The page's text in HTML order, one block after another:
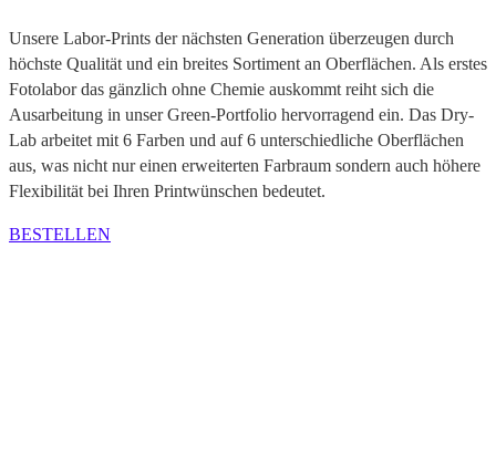
Unsere Labor-Prints der nächsten Generation überzeugen durch
höchste Qualität und ein breites Sortiment an Oberflächen. Als erstes
Fotolabor das gänzlich ohne Chemie auskommt reiht sich die
Ausarbeitung in unser Green-Portfolio hervorragend ein. Das Dry-
Lab arbeitet mit 6 Farben und auf 6 unterschiedliche Oberflächen
aus, was nicht nur einen erweiterten Farbraum sondern auch höhere
Flexibilität bei Ihren Printwünschen bedeutet.
BESTELLEN